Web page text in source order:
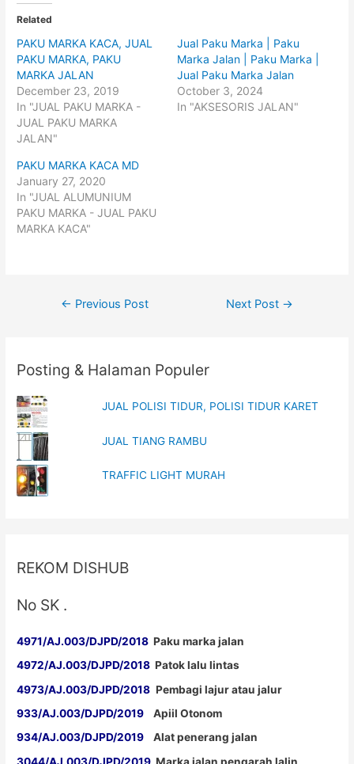
t
o
s
h
a
r
e
o
n
T
w
i
e
(
O
p
e
n
s
n
n
h
a
r
e
o
n
F
a
c
e
b
k
(
O
p
e
n
s
i
n
d
o
Related
PAKU MARKA KACA, JUAL
PAKU MARKA, PAKU
MARKA JALAN
December 23, 2019
In "JUAL PAKU MARKA -
JUAL PAKU MARKA
JALAN"
Jual Paku Marka | Paku
Marka Jalan | Paku Marka |
Jual Paku Marka Jalan
October 3, 2024
In "AKSESORIS JALAN"
PAKU MARKA KACA MD
January 27, 2020
In "JUAL ALUMUNIUM
PAKU MARKA - JUAL PAKU
MARKA KACA"
Post
← Previous Post Next Post →
Posting & Halaman Populer
JUAL POLISI TIDUR, POLISI TIDUR KARET
JUAL TIANG RAMBU
TRAFFIC LIGHT MURAH
REKOM DISHUB
No SK .
4971/AJ.003/DJPD/2018 Paku marka jalan
4972/AJ.003/DJPD/2018 Patok lalu lintas
4973/AJ.003/DJPD/2018 Pembagi lajur atau jalur
933/AJ.003/DJPD/2019 Apiil Otonom
934/AJ.003/DJPD/2019 Alat penerang jalan